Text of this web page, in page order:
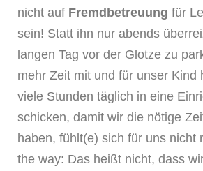
nicht auf Fremdbetreuung für
sein! Statt ihn nur abends
langen Tag vor der Glotze zu
mehr Zeit mit und für unser Kind
viele Stunden täglich in eine
schicken, damit wir die nötige
haben, fühlt(e) sich für uns nicht
the way: Das heißt nicht, dass